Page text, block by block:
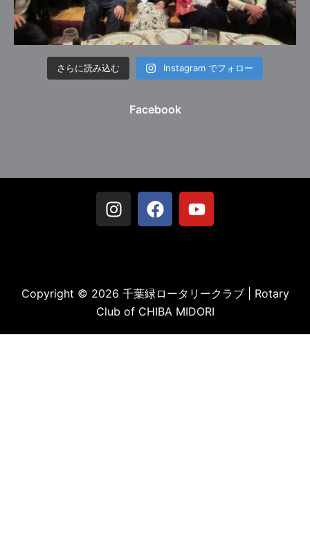
さらに読み込む Instagram でフォロー
Facebook
Copyright © 2026 千葉緑ロータリークラブ | Rotary
Club of CHIBA MIDORI